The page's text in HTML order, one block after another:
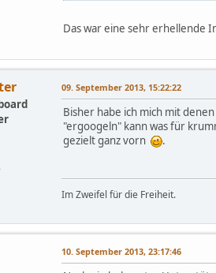
Das war eine sehr erhellende
09. September 2013, 15:22:22
Bisher habe ich mich mit
"ergoogeln" kann was für
gezielt ganz vorn
.
Im Zweifel für die Freiheit.
10. September 2013, 23:17:46